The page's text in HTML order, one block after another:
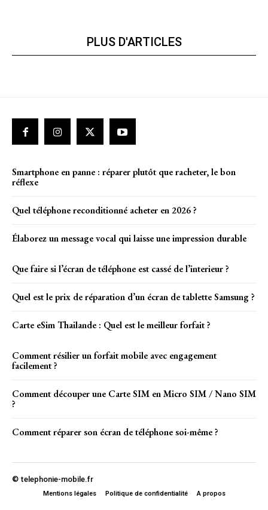
PLUS D'ARTICLES
Smartphone en panne : réparer plutôt que racheter, le bon
réflexe
Quel téléphone reconditionné acheter en 2026 ?
Élaborez un message vocal qui laisse une impression durable
Que faire si l’écran de téléphone est cassé de l’interieur ?
Quel est le prix de réparation d’un écran de tablette Samsung ?
Carte eSim Thailande : Quel est le meilleur forfait ?
Comment résilier un forfait mobile avec engagement
facilement ?
Comment découper une Carte SIM en Micro SIM / Nano SIM
?
Comment réparer son écran de téléphone soi-même ?
© telephonie-mobile.fr
Mentions légales Politique de confidentialité A propos